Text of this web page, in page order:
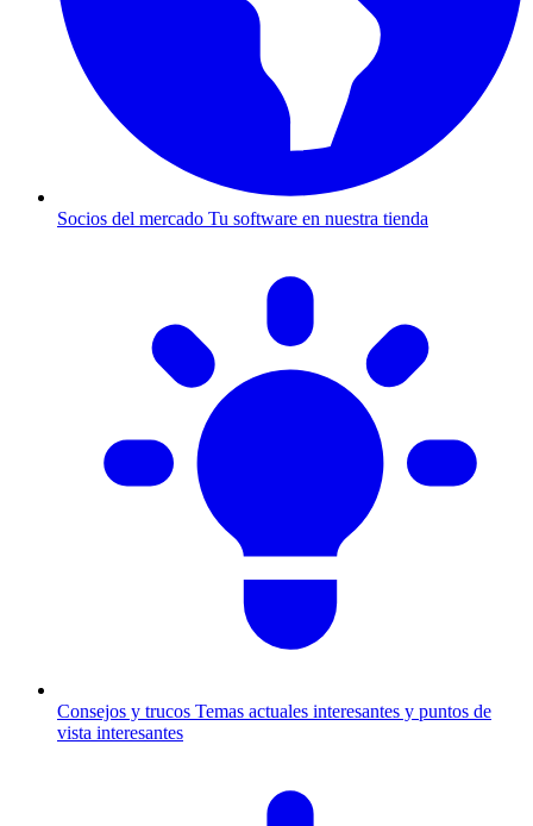
Socios del mercado Tu software en nuestra tienda
Consejos y trucos Temas actuales interesantes y puntos de
vista interesantes